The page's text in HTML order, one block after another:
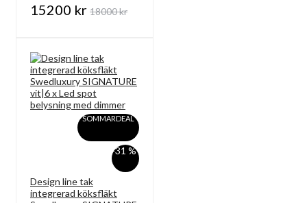
15200 kr 18000 kr
SOMMARDEAL
-31 %
Design line tak
integrerad köksfläkt